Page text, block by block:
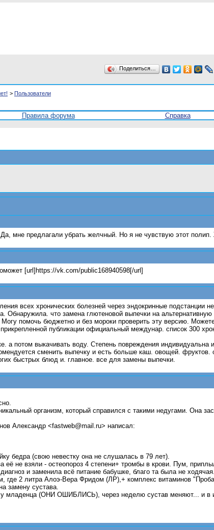
Поделиться…
> Пользователи
Правила форума Справка
мне предлагали убрать желчный. Но я не чувствую этот
[url]https://vk.com/public168940598[/url]
всех хронических болезней через эндокринные подстанции
Обнаружила. что замена глютеновой выпечки на альтернативную
помочь бюджетно и без мороки проверить эту версию.
публикации официальный междунар. список 300
а потом выкачивать воду. Степень повреждения
сменить выпечку и есть больше каш. овощей. фруктов.
быстрых блюд и. главное. все для замены выпечки.
организм, который справился с такими недугами. Она
Александр <fastweb@mail.ru> написал:
бедра (свою невестку она не слушалась в 79 лет).
её не взяли - остеопороз 4 степени+ тромбы в крови. Пум,
и заменила всё питание бабушке, благо та была не ходячая.
где 2 литра Алоэ-Вера Фридом (ЛР),+ комплекс витаминов
замену сустава.
у младенца (ОНИ ОШИБЛИСЬ), через неделю сустав меняют... и в